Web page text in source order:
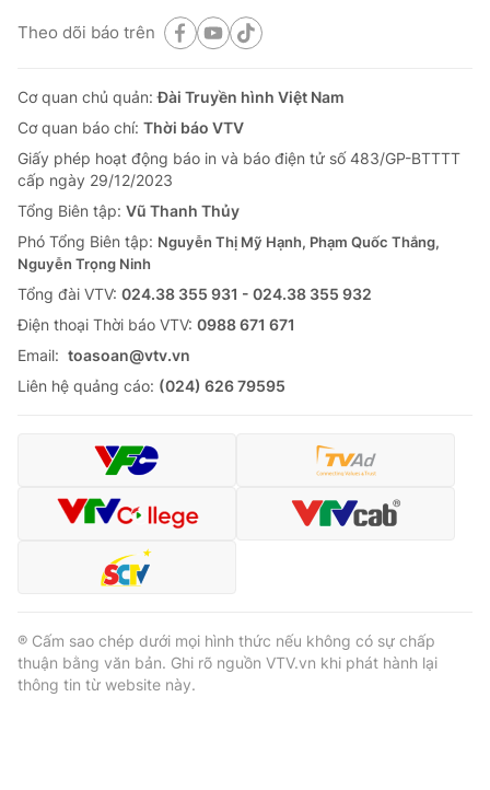
Theo dõi báo trên
Cơ quan chủ quản:Đài Truyền hình Việt Nam
Cơ quan báo chí: Thời báo VTV
Giấy phép hoạt động báo in và báo điện tử số 483/GP-BTTTT
cấp ngày 29/12/2023
Tổng Biên tập: Vũ Thanh Thủy
Phó Tổng Biên tập: Nguyễn Thị Mỹ Hạnh, Phạm Quốc Thắng,
Nguyễn Trọng Ninh
Tổng đài VTV: 024.38 355 931 - 024.38 355 932
Ðiện thoại Thời báo VTV: 0988 671 671
Email: toasoan@vtv.vn
Liên hệ quảng cáo: (024) 626 79595
® Cấm sao chép dưới mọi hình thức nếu không có sự chấp
thuận bằng văn bản. Ghi rõ nguồn VTV.vn khi phát hành lại
thông tin từ website này.